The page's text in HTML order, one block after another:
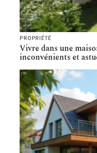
PROPRIÉTÉ
Vivre dans une
inconvénients et